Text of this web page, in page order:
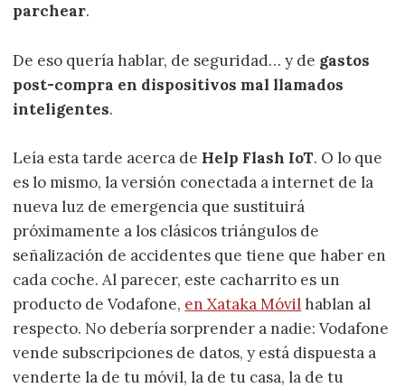
parchear.
De eso quería hablar, de seguridad… y de gastos
post-compra en dispositivos mal llamados
inteligentes.
Leía esta tarde acerca de Help Flash IoT. O lo que
es lo mismo, la versión conectada a internet de la
nueva luz de emergencia que sustituirá
próximamente a los clásicos triángulos de
señalización de accidentes que tiene que haber en
cada coche. Al parecer, este cacharrito es un
producto de Vodafone, en Xataka Móvilhablan al
respecto. No debería sorprender a nadie: Vodafone
vende subscripciones de datos, y está dispuesta a
venderte la de tu móvil, la de tu casa, la de tu